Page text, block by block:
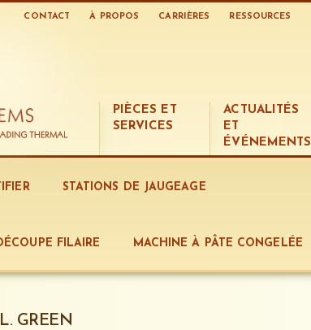
CONTACT À PROPOS CARRIÈRES RESSOURCES
PIÈCES ET
SERVICES
ACTUALITÉS
ET
ÉVÉNEMENTS
STATIONS DE JAUGEAGE
FILAIRE MACHINE À PÂTE CONGELÉE
GREEN